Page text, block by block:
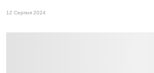
12 Серпня 2024